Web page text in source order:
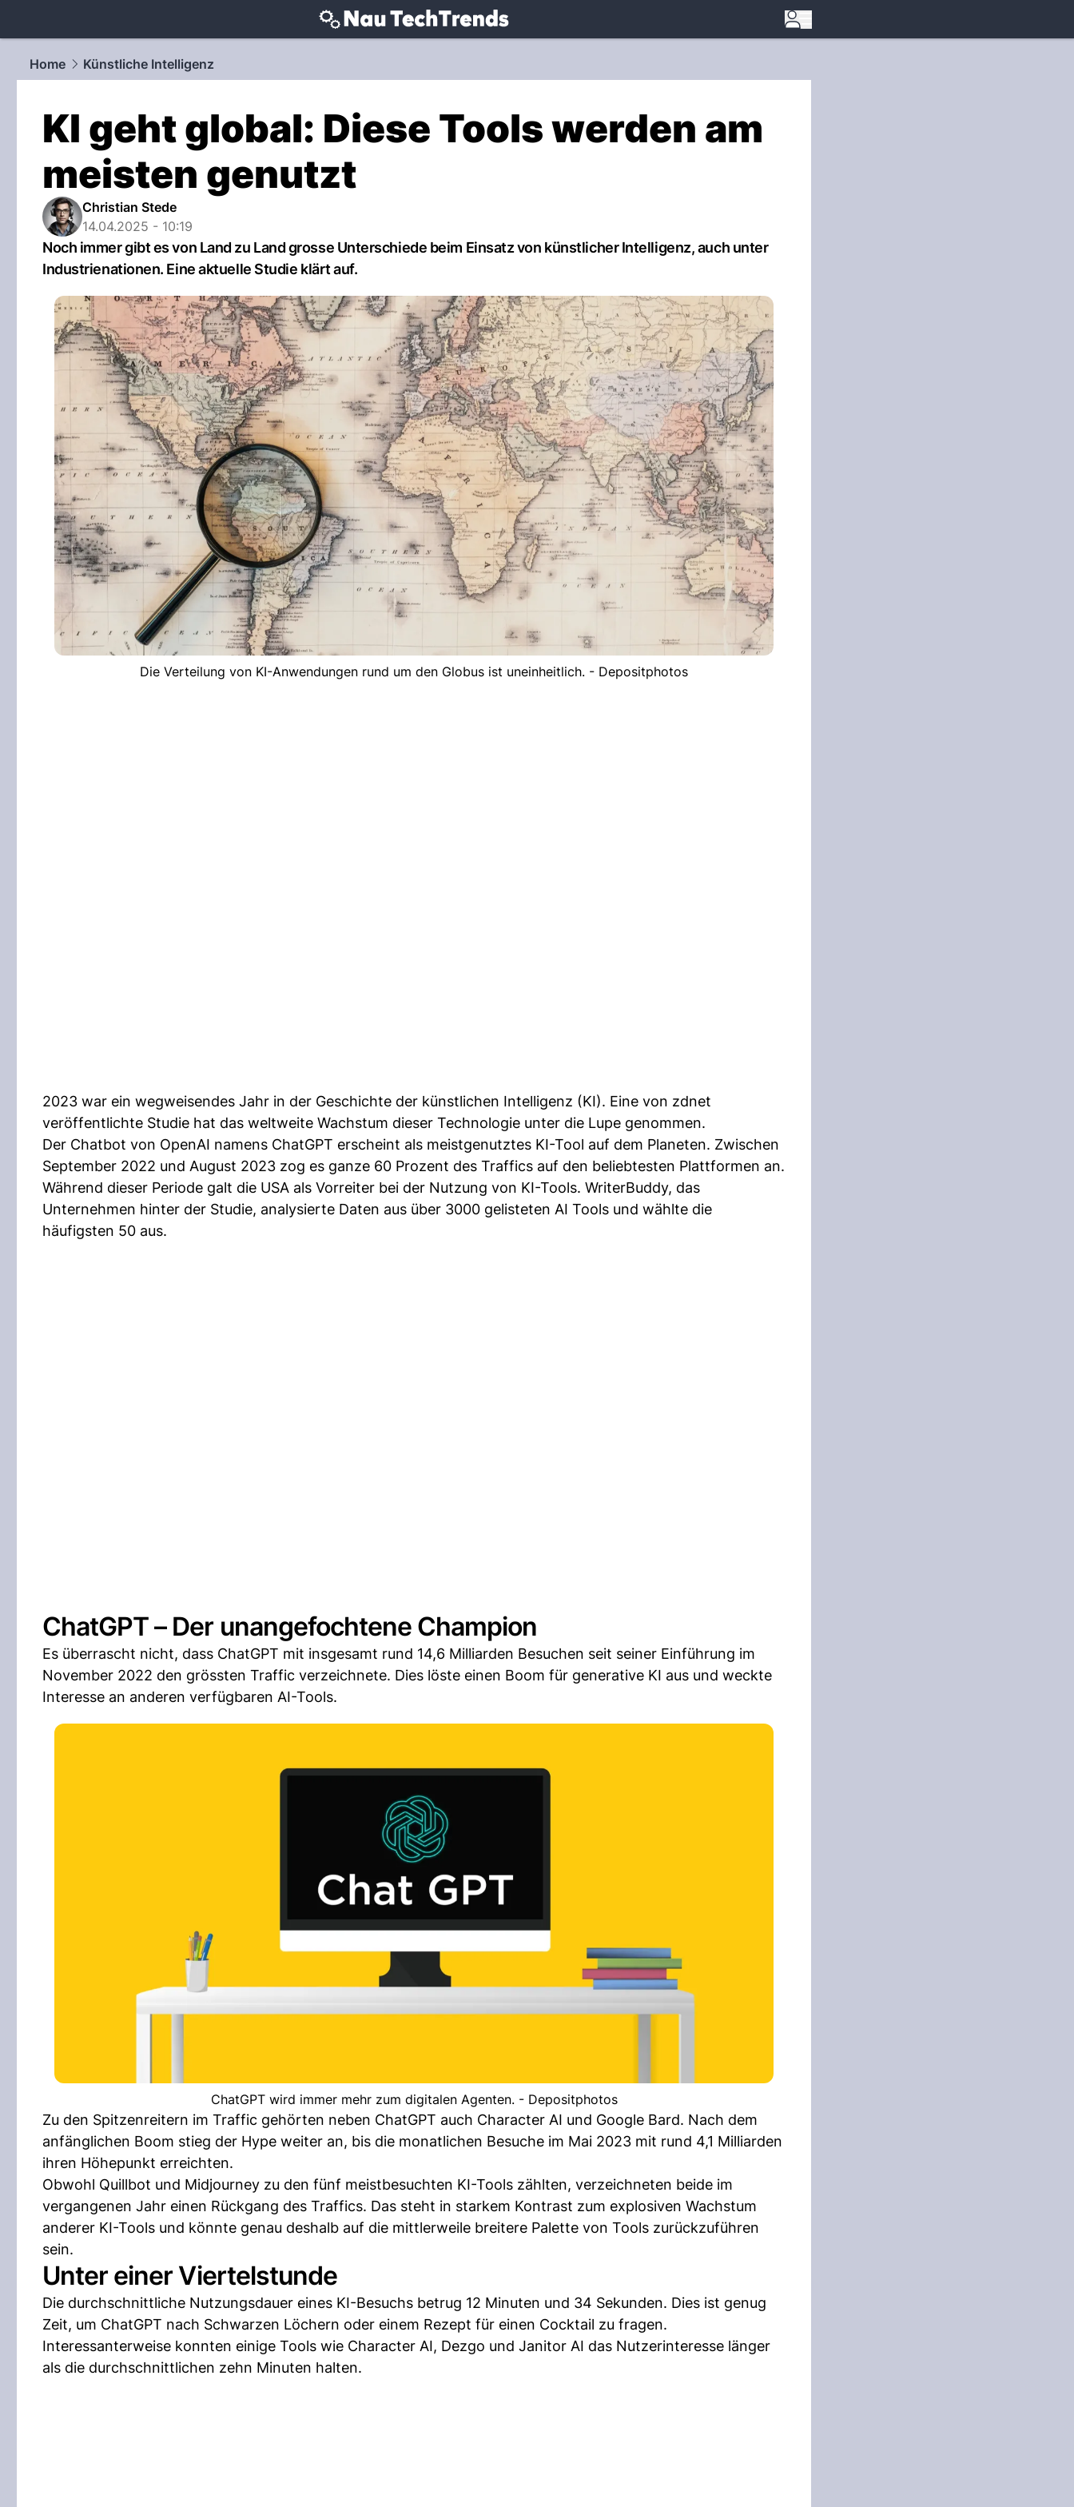
techtrends.NAU.ch
Home
Künstliche Intelligenz
KI geht global: Diese Tools werden am
meisten genutzt
Christian Stede
14.04.2025 - 10:19
Noch immer gibt es von Land zu Land grosse Unterschiede beim Einsatz von künstlicher Intelligenz, auch unter
Industrienationen. Eine aktuelle Studie klärt auf.
Die Verteilung von KI-Anwendungen rund um den Globus ist uneinheitlich. - Depositphotos
2023 war ein wegweisendes Jahr in der Geschichte der künstlichen Intelligenz (KI). Eine von zdnet
veröffentlichte Studie hat das weltweite Wachstum dieser Technologie unter die Lupe genommen.
Der Chatbot von OpenAI namens ChatGPT erscheint als meistgenutztes KI-Tool auf dem Planeten. Zwischen
September 2022 und August 2023 zog es ganze 60 Prozent des Traffics auf den beliebtesten Plattformen an.
Während dieser Periode galt die USA als Vorreiter bei der Nutzung von KI-Tools. WriterBuddy, das
Unternehmen hinter der Studie, analysierte Daten aus über 3000 gelisteten AI Tools und wählte die
häufigsten 50 aus.
ChatGPT – Der unangefochtene Champion
Es überrascht nicht, dass ChatGPT mit insgesamt rund 14,6 Milliarden Besuchen seit seiner Einführung im
November 2022 den grössten Traffic verzeichnete. Dies löste einen Boom für generative KI aus und weckte
Interesse an anderen verfügbaren AI-Tools.
ChatGPT wird immer mehr zum digitalen Agenten. - Depositphotos
Zu den Spitzenreitern im Traffic gehörten neben ChatGPT auch Character AI und Google Bard. Nach dem
anfänglichen Boom stieg der Hype weiter an, bis die monatlichen Besuche im Mai 2023 mit rund 4,1 Milliarden
ihren Höhepunkt erreichten.
Obwohl Quillbot und Midjourney zu den fünf meistbesuchten KI-Tools zählten, verzeichneten beide im
vergangenen Jahr einen Rückgang des Traffics. Das steht in starkem Kontrast zum explosiven Wachstum
anderer KI-Tools und könnte genau deshalb auf die mittlerweile breitere Palette von Tools zurückzuführen
sein.
Unter einer Viertelstunde
Die durchschnittliche Nutzungsdauer eines KI-Besuchs betrug 12 Minuten und 34 Sekunden. Dies ist genug
Zeit, um ChatGPT nach Schwarzen Löchern oder einem Rezept für einen Cocktail zu fragen.
Interessanterweise konnten einige Tools wie Character AI, Dezgo und Janitor AI das Nutzerinteresse länger
als die durchschnittlichen zehn Minuten halten.